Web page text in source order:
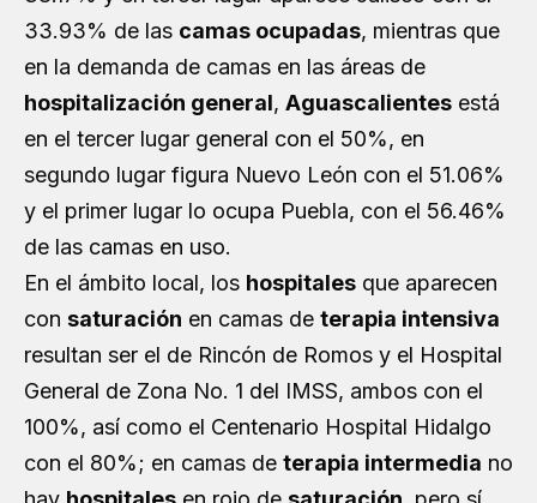
33.93% de las camas ocupadas, mientras que
en la demanda de camas en las áreas de
hospitalización general, Aguascalientes está
en el tercer lugar general con el 50%, en
segundo lugar figura Nuevo León con el 51.06%
y el primer lugar lo ocupa Puebla, con el 56.46%
de las camas en uso.
En el ámbito local, los hospitales que aparecen
con saturación en camas de terapia intensiva
resultan ser el de Rincón de Romos y el Hospital
General de Zona No. 1 del IMSS, ambos con el
100%, así como el Centenario Hospital Hidalgo
con el 80%; en camas de terapia intermedia no